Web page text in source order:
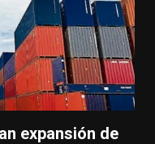
expansión de